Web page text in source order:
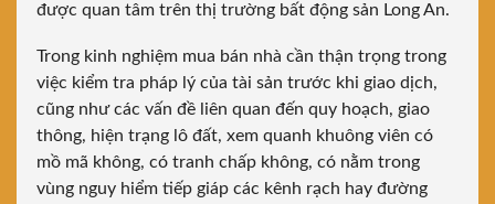
được quan tâm trên thị trường bất động sản Long An.
Trong kinh nghiệm mua bán nhà cần thận trọng trong
việc kiểm tra pháp lý của tài sản trước khi giao dịch,
cũng như các vấn đề liên quan đến quy hoạch, giao
thông, hiện trạng lô đất, xem quanh khuông viên có
mồ mã không, có tranh chấp không, có nằm trong
vùng nguy hiểm tiếp giáp các kênh rạch hay đường